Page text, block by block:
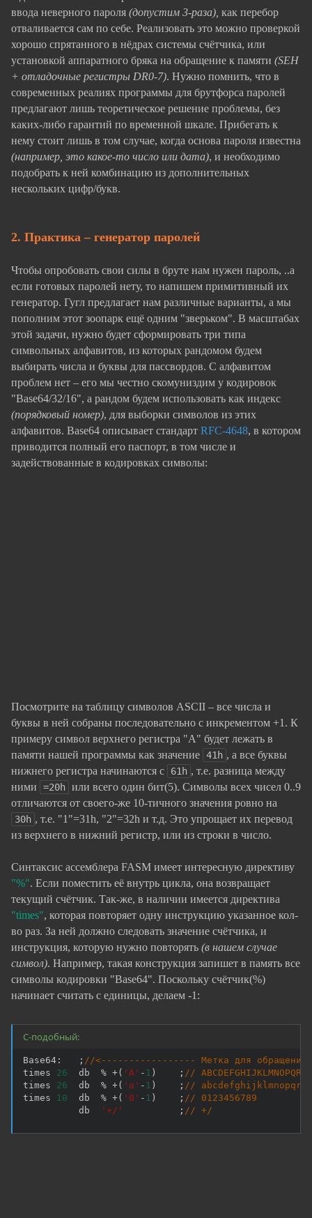
ввода неверного пароля (допустим 3-раза), как перебор
отваливается сам по себе. Реализовать это можно проверкой
хорошо спрятанного в нёдрах системы счётчика, или
установкой аппаратного бряка на обращение к памяти (SEH
+ отладочные регистры DR0-7). Нужно помнить, что в
современных реалиях программы для брутфорса паролей
предлагают лишь теоретическое решение проблемы, без
каких-либо гарантий по временной шкале. Прибегать к
нему стоит лишь в том случае, когда основа пароля известна
(например, это какое-то число или дата), и необходимо
подобрать к ней комбинацию из дополнительных
нескольких цифр/букв.
2. Практика – генератор паролей
Чтобы опробовать свои силы в бруте нам нужен пароль, ..а
если готовых паролей нету, то напишем примитивный их
генератор. Гугл предлагает нам различные варианты, а мы
пополним этот зоопарк ещё одним "зверьком". В масштабах
этой задачи, нужно будет сформировать три типа
символьных алфавитов, из которых рандомом будем
выбирать числа и буквы для пассвордов. С алфавитом
проблем нет – его мы честно скомуниздим у кодировок
"Base64/32/16", а рандом будем использовать как индекс
(порядковый номер), для выборки символов из этих
алфавитов. Base64 описывает стандарт RFC-4648, в котором
приводится полный его паспорт, в том числе и
задействованные в кодировках символы:
Посмотрите на таблицу символов ASCII – все числа и
буквы в ней собраны последовательно с инкрементом +1. К
примеру символ верхнего регистра "А" будет лежать в
памяти нашей программы как значение 41h , а все буквы
нижнего регистра начинаются с
61h , т.е. разница между
ними
=20h или всего один бит(5). Символы всех чисел 0..9
отличаются от своего-же 10-тичного значения ровно на
30h , т.е. "1"=31h, "2"=32h и т.д. Это упрощает их перевод
из верхнего в нижний регистр, или из строки в число.
Синтаксис ассемблера FASM имеет интересную директиву
"%". Если поместить её внутрь цикла, она возвращает
текущий счётчик. Так-же, в наличии имеется директива
"times", которая повторяет одну инструкцию указанное кол-
во раз. За ней должно следовать значение счётчика, и
инструкция, которую нужно повторять (в нашем случае
символ). Например, такая конструкция запишет в память все
символы кодировки "Base64". Поскольку счётчик(%)
начинает считать с единицы, делаем -1:
C-подобный:
Base64 : ; //<----------------- Метка для обращения к
times 26
  db
% +( 'A' - 1 ) ; //
times 26
  db
% +( 'a' - 1 ) ; //
times 10
  db
% +( '0' - 1 ) ; // 0123456789
          db
'+/' ; // +/